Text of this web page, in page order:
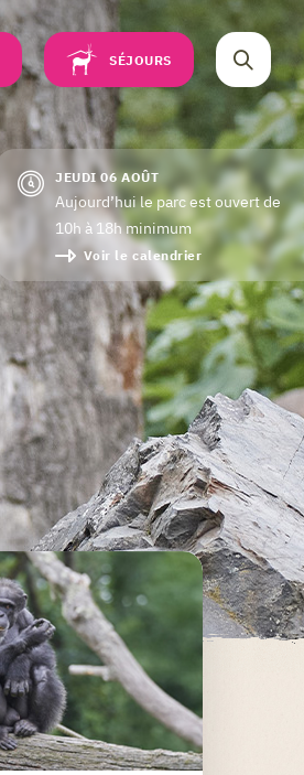
SÉJOURS
JEUDI 06 AOÛT
Aujourd’hui le parc est ouvert de
10h à 18h minimum
Voir le calendrier